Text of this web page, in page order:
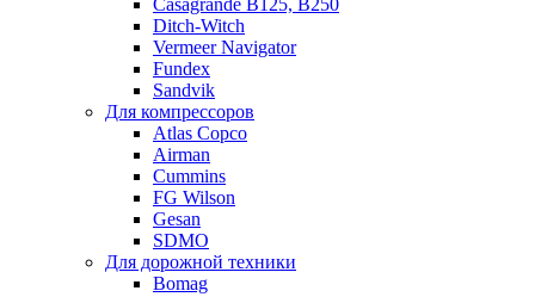
Ditch-Witch
Vermeer Navigator
Fundex
Sandvik
Для компрессоров
Atlas Copco
Airman
Cummins
FG Wilson
Gesan
SDMO
Для дорожной техники
Bomag